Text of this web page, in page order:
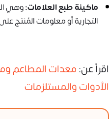
ماكينة طبع العلامات:وهي
التجارية أو معلومات المُنتج
اقرأ عن:معدات المطاعم
الأدوات والمستلزمات